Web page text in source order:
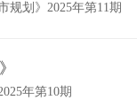
规划》2025年第11期
年第10期